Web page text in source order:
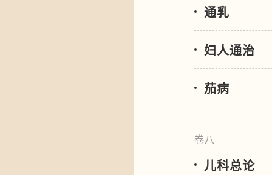
通乳
妇人通治
茄病
卷八
儿科总论